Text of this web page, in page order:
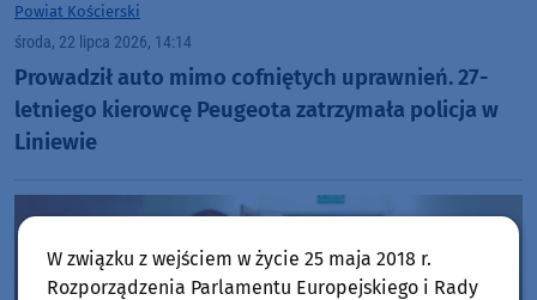
Powiat Kościerski
środa, 22 lipca 2026, 14:14
Prowadził auto mimo cofniętych uprawnień. 27-
letniego kierowcę Peugeota zatrzymała policja w
Liniewie
W związku z wejściem w życie 25 maja 2018 r.
Rozporządzenia Parlamentu Europejskiego i Rady